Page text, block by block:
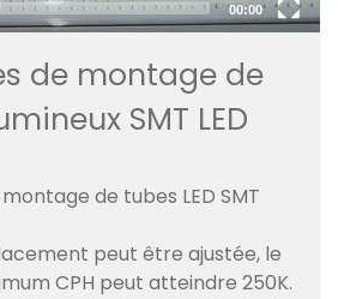
00:00
de montage de
SMT LED
de tubes LED SMT
peut être ajustée, le
CPH peut atteindre 250K.